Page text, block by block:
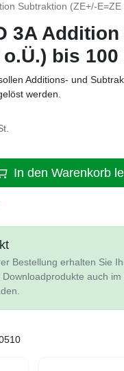
Subtraktion (ZE+/-
3A
o.Ü.) bis 100
Additions- und
werden.
In den Warenkorb
Bestellung erhalten Sie
auch